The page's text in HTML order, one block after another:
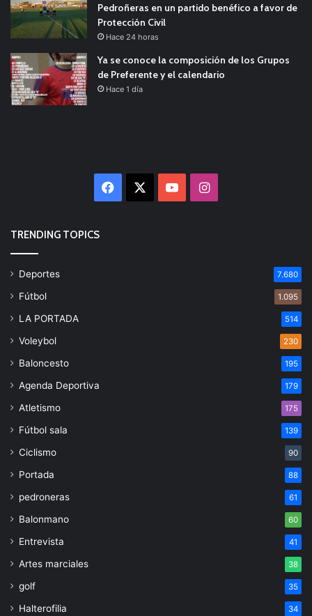
Pedroñeras en un partido benéfico a favor de
Protección Civil
Hace 24 horas
Ya se conoce la composición de los Grupos
de Preferente y el calendario
Hace 1 día
Facebook YouTubeInstagram
TRENDING TOPICS
Deportes 7.680
Fútbol 1.095
LA PORTADA 514
Voleybol 230
Baloncesto 195
Agenda Deportiva 179
Atletismo 175
Fútbol sala 139
Ciclismo 90
Portada 88
pedroneras 61
Balonmano 60
Entrevista 41
Artes marciales 38
golf 35
Halterofilia 34